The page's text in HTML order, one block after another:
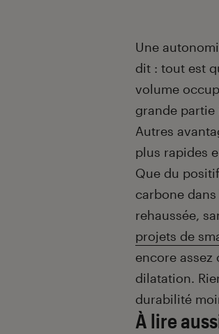
Une
dit : tout est
volume
grande partie
Autres
plus rapides
Que du
carbone
rehaussée,
projets de
encore assez
dilatation.
durabilité
À lire